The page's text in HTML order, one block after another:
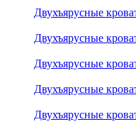
Двухъярусные
Двухъярусные
Двухъярусные
Двухъярусные
Двухъярусные